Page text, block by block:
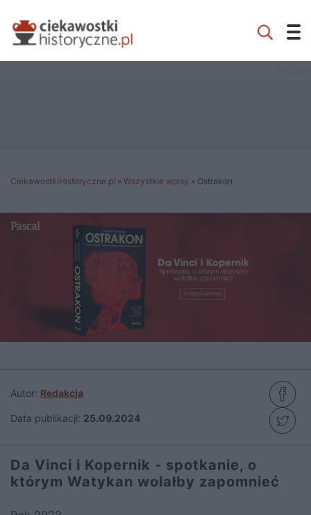
CiekawostkiHistoryczne.pl » Wszystkie wpisy » Ostrakon
Autor: Redakcja
Data publikacji: 25.09.2024
Da Vinci i Kopernik - spotkanie, o
którym Watykan wolałby zapomnieć